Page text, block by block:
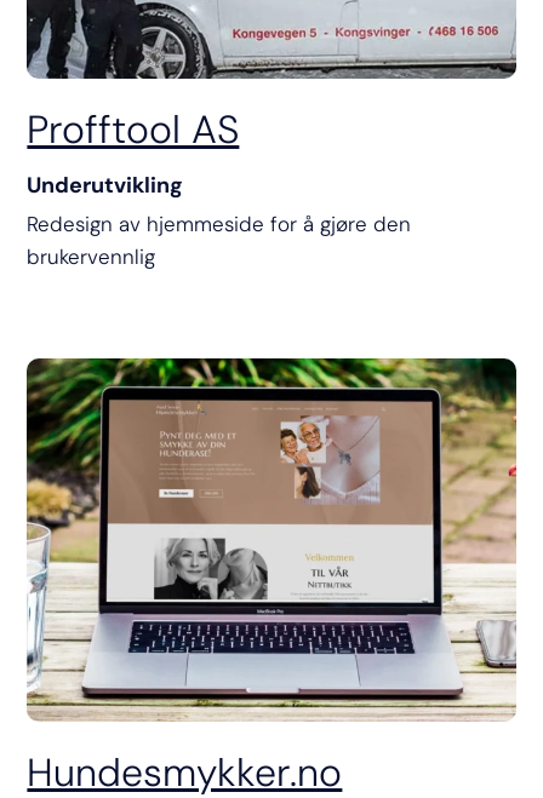
Profftool AS
Underutvikling
Redesign av hjemmeside for å gjøre den
brukervennlig
Hundesmykker.no